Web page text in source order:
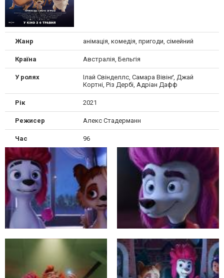
Жанр анімація, комедія, пригоди, сімейний
Країна Австралія, Бельгія
У ролях
Ілай Свінделлс, Самара Вівінґ, Джай
Кортні, Різ Дербі, Адріан Дафф
Рік 2021
Режисер Алекс Стадерманн
Час 96